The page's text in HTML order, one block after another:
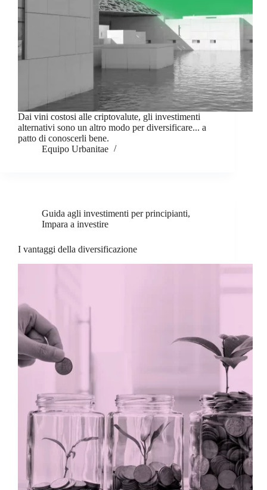
Dai vini costosi alle criptovalute, gli investimenti
alternativi sono un altro modo per diversificare... a
patto di conoscerli bene.
Equipo Urbanitae
Guida agli investimenti per principianti,
Impara a investire
I vantaggi della diversificazione